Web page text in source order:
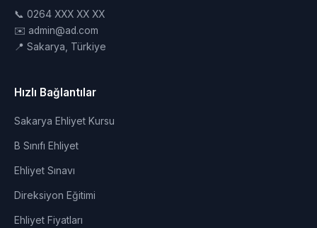
📞 0264 XXX XX XX
✉️ admin@ad.com
📍 Sakarya, Türkiye
Hızlı Bağlantılar
Sakarya Ehliyet Kursu
B Sınıfı Ehliyet
Ehliyet Sınavı
Direksiyon Eğitimi
Ehliyet Fiyatları